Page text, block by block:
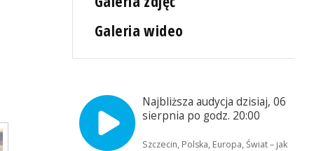
Galeria wideo
Najbliższa audycja dzisiaj, 06
sierpnia po godz. 20:00
Szczecin, Polska, Europa, Świat – jak